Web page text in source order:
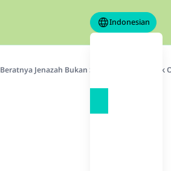
Indonesian
Beratnya Jenazah Bukan Sebagai Tanda Buruk